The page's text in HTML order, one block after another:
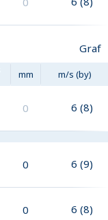
Graf
mm m/s (by)
0 6 (8)
0 6 (9)
0 6 (8)